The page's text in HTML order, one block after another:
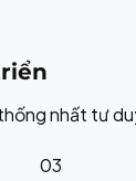
nhất tư
03